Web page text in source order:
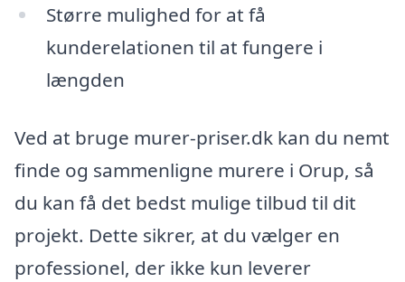
Større mulighed for at få
kunderelationen til at fungere i
længden
Ved at bruge murer-priser.dk kan du nemt
finde og sammenligne murere i Orup, så
du kan få det bedst mulige tilbud til dit
projekt. Dette sikrer, at du vælger en
professionel, der ikke kun leverer